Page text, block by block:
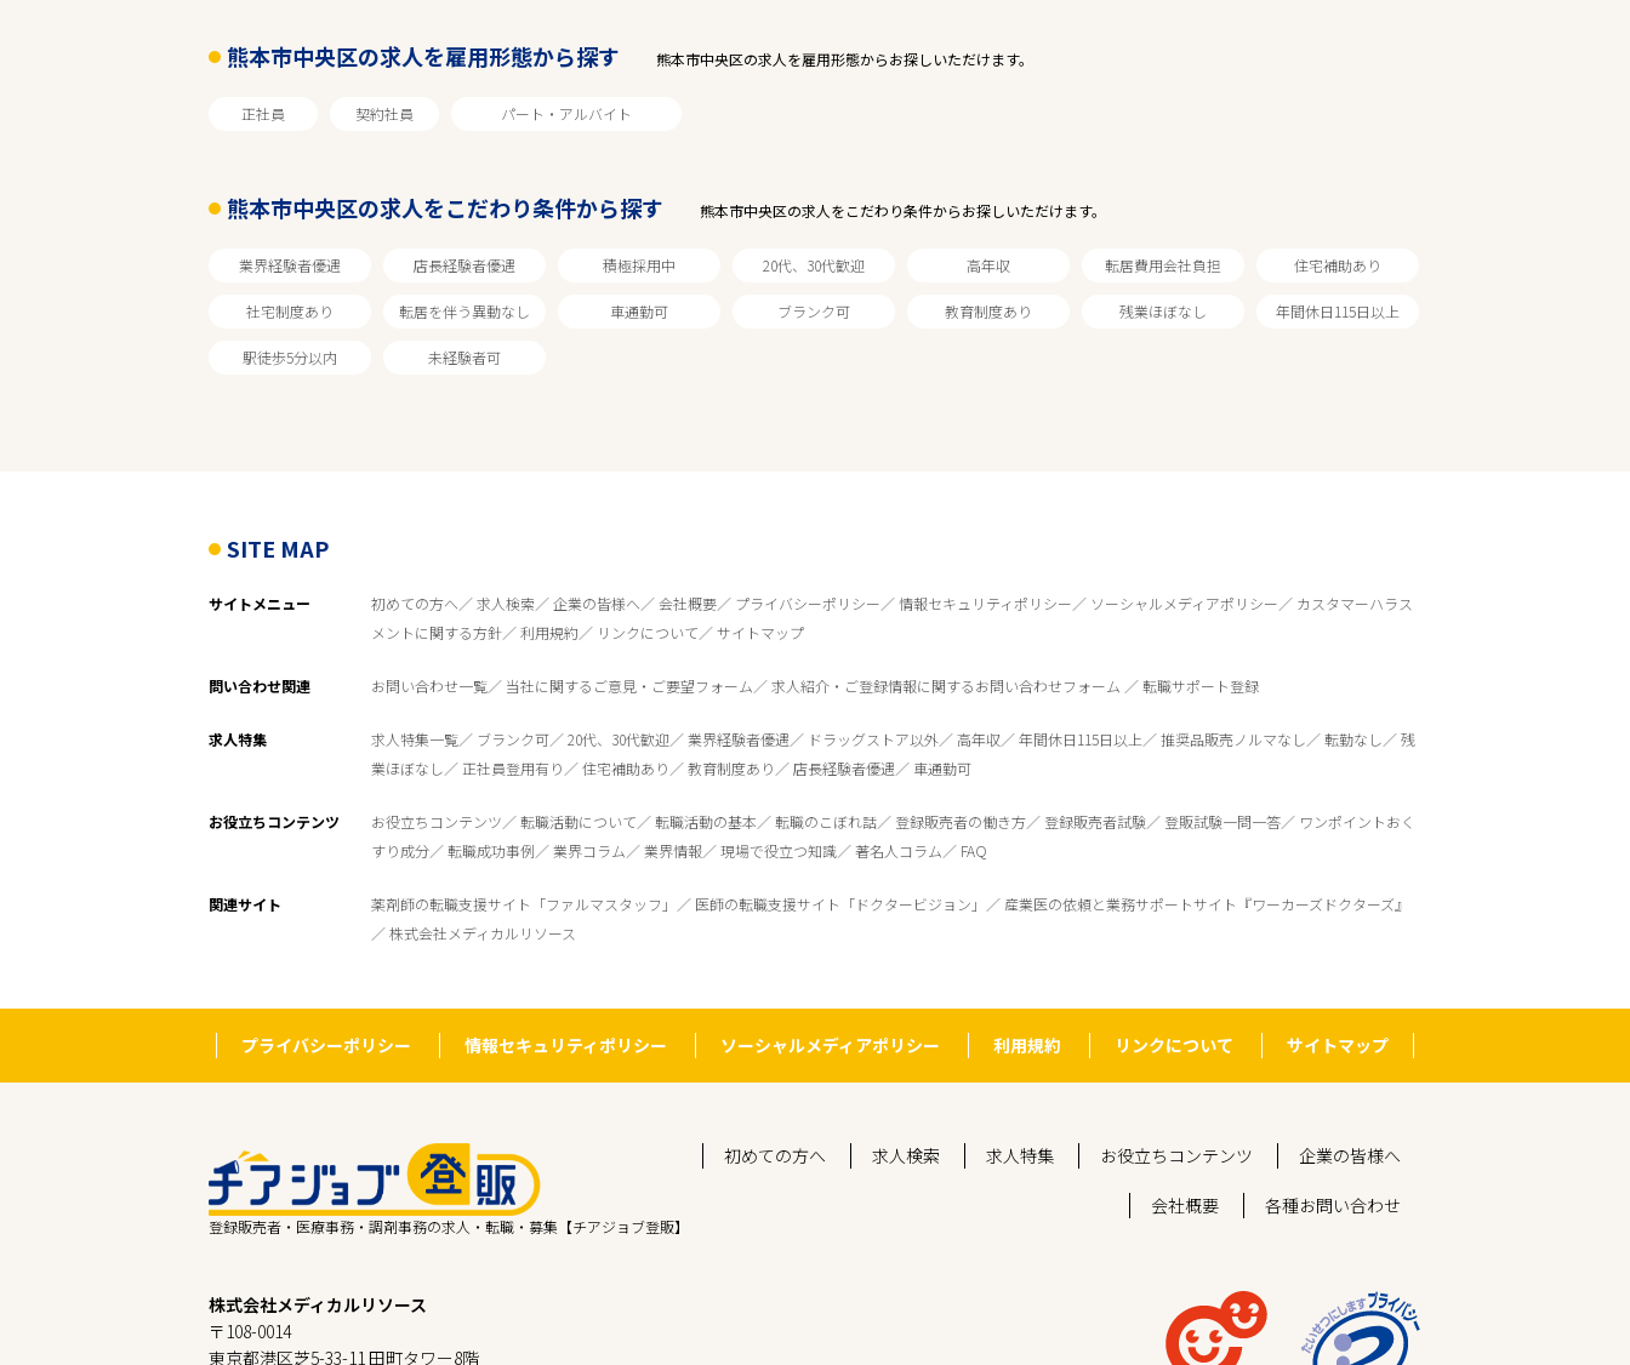
エリアで探す 駅から探す
熊本市中央区
業種
フリーワード
熊本市中央区の求人を雇用形態から探す 熊本市中央区の求人を雇用形態からお探しいただけます。
正社員 契約社員 パート・アルバイト
熊本市中央区の求人をこだわり条件から探す 熊本市中央区の求人をこだわり条件からお探しいただけます。
業界経験者優遇 店長経験者優遇 積極採用中 20代、30代歓迎 高年収 転居費用会社負担 住宅補助あり
社宅制度あり 転居を伴う異動なし 車通勤可 ブランク可 教育制度あり 残業ほぼなし 年間休日115日以上
駅徒歩5分以内 未経験者可
SITE MAP
サイトメニュー 初めての方へ 求人検索 企業の皆様へ 会社概要 プライバシーポリシー 情報セキュリティポリシー ソーシャルメディアポリシー
カスタマーハラス
メントに関する方針
利用規約 リンクについて サイトマップ
問い合わせ関連 お問い合わせ一覧 当社に関するご意見・ご要望フォーム 求人紹介・ご登録情報に関するお問い合わせフォーム 転職サポート登録
求人特集 求人特集一覧 ブランク可 20代、30代歓迎 業界経験者優遇 ドラッグストア以外 高年収 年間休日115日以上 推奨品販売ノルマなし 転勤なし
残
業ほぼなし
正社員登用有り 住宅補助あり 教育制度あり 店長経験者優遇 車通勤可
お役立ちコンテンツ お役立ちコンテンツ 転職活動について 転職活動の基本 転職のこぼれ話 登録販売者の働き方 登録販売者試験 登販試験一問一答
ワンポイントおく
すり成分
転職成功事例 業界コラム 業界情報 現場で役立つ知識 著名人コラム FAQ
関連サイト 薬剤師の転職支援サイト「ファルマスタッフ」 医師の転職支援サイト「ドクタービジョン」
産業医の依頼と業務サポートサイト『ワーカーズドクターズ』
株式会社メディカルリソース
プライバシーポリシー 情報セキュリティポリシー ソーシャルメディアポリシー 利用規約 リンクについて サイトマップ
登録販売者・医療事務・調剤事務の求人・転職・募集【チアジョブ登販】
初めての方へ 求人検索 求人特集 お役立ちコンテンツ 企業の皆様へ
会社概要 各種お問い合わせ
株式会社メディカルリソース
〒108-0014
東京都港区芝5-33-11 田町タワー8階